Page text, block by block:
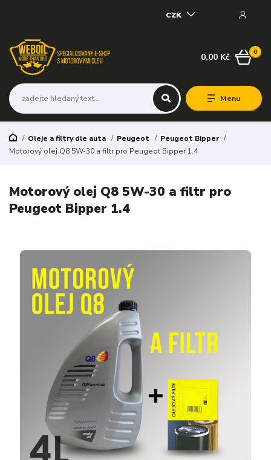
Menu
CZK
0
0,00 Kč
Oleje a filtry dle auta Peugeot
Peugeot Bipper
Motorový olej Q8 5W-30 a filtr pro Peugeot Bipper 1.4
Motorový olej Q8 5W-30 a filtr pro
Peugeot Bipper 1.4